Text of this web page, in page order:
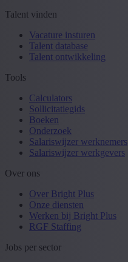
Talent vinden
Vacature insturen
Talent database
Talent ontwikkeling
Tools
Calculators
Sollicitatiegids
Boeken
Onderzoek
Salariswijzer werknemers
Salariswijzer werkgevers
Over ons
Over Bright Plus
Onze diensten
Werken bij Bright Plus
RGF Staffing
Jobs per sector